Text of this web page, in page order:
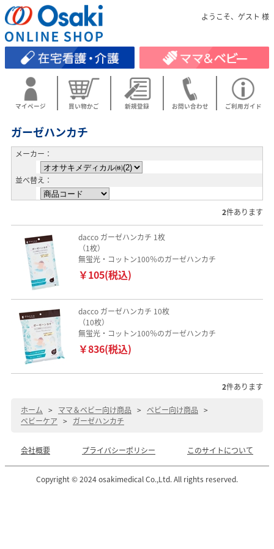
ようこそ、ゲスト 様
マイページ 買い物かご 新規登録 お問い合わせ ご利用ガイド
ガーゼハンカチ
メーカー：
並べ替え：
2件あります
dacco ガーゼハンカチ 1枚
（1枚）
無蛍光・コットン100％のガーゼハンカチ
￥105(税込)
dacco ガーゼハンカチ 10枚
（10枚）
無蛍光・コットン100％のガーゼハンカチ
￥836(税込)
2件あります
ホーム > ママ＆ベビー向け商品 > ベビー向け商品 >
ベビーケア > ガーゼハンカチ
会社概要 プライバシーポリシー このサイトについて
Copyright © 2024 osakimedical Co.,Ltd. All rights reserved.